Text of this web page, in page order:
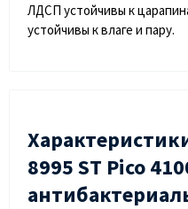
ЛДСП устойчивы к
устойчивы к влаге и пару.
8995 ST Pico